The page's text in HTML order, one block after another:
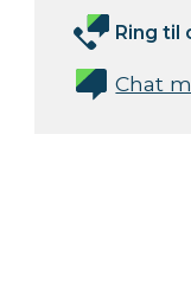
Ring til
Chat